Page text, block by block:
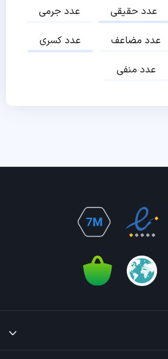
عدد جرمی
عدد حقیقی
عدد کسری
عدد مضاعف
عدد منفی